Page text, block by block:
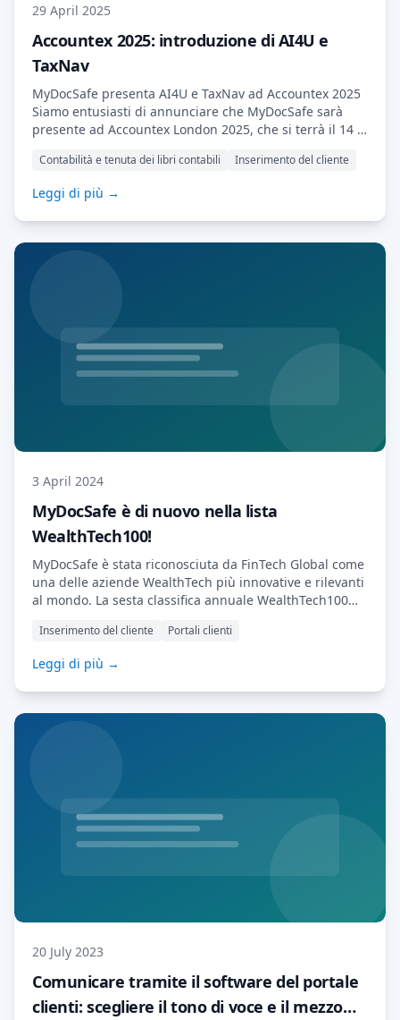
29 April 2025
Accountex 2025: introduzione di AI4U e
TaxNav
MyDocSafe presenta AI4U e TaxNav ad Accountex 2025
Siamo entusiasti di annunciare che MyDocSafe sarà
presente ad Accountex London 2025, che si terrà il 14 e
allo stand 1615 per scoprire le nostre ultime
innovazioni pensate per potenziare i commercialisti e i
loro clienti. Vi presentiamo AI4U e Cora: il vostro
assistente AI personalizzato […] Leggi di più…
Contabilità e tenuta dei libri contabili Inserimento del cliente
Leggi di più →
3 April 2024
MyDocSafe è di nuovo nella lista
WealthTech100!
MyDocSafe è stata riconosciuta da FinTech Global come
una delle aziende WealthTech più innovative e rilevanti
al mondo. La sesta classifica annuale WealthTech100
della gestione patrimoniale e degli asset. L'ultima
edizione di WealthTech100 è stata lanciata oggi da
FinTech Global, una società di ricerca specializzata.
Questa prestigiosa classifica […] Leggi di più…
Inserimento del cliente Portali clienti
Leggi di più →
20 July 2023
Comunicare tramite il software del portale
clienti: scegliere il tono di voce e il mezzo